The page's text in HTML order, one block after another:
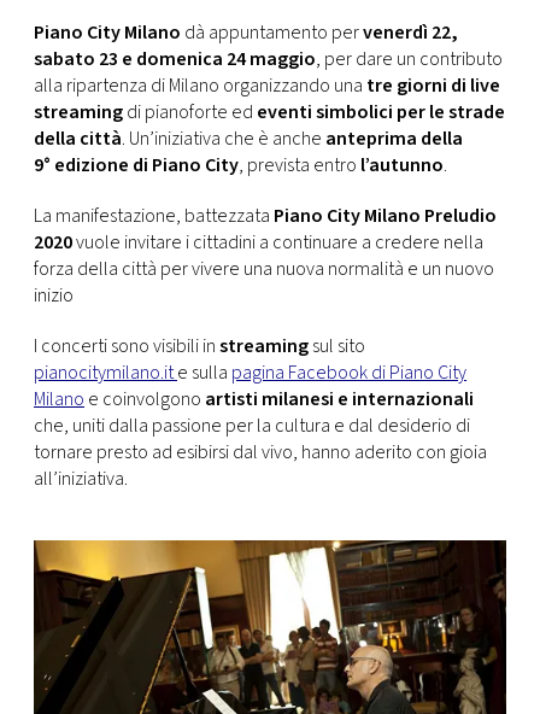
Piano City Milano dà appuntamento pervenerdì 22,
sabato 23 e domenica 24 maggio, per dare un contributo
alla ripartenza di Milano organizzando una tre giorni di live
streamingdi pianoforte ed eventi simbolici per le strade
della città. Un’iniziativa che è anche anteprima della
9° edizione di Piano City, prevista entro l’autunno.
La manifestazione, battezzata Piano City Milano Preludio
2020vuole invitare i cittadini a continuare a credere nella
forza della città per vivere una nuova normalità e un nuovo
inizio
I concerti sono visibili instreamingsul sito
pianocitymilano.ite sulla pagina Facebook di Piano City
Milanoe coinvolgono artisti milanesi e internazionali
che, uniti dalla passione per la cultura e dal desiderio di
tornare presto ad esibirsi dal vivo, hanno aderito con gioia
all’iniziativa.